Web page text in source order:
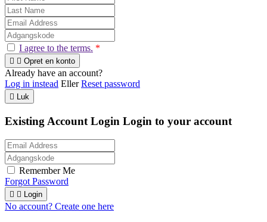
I agree to the terms. *
  Opret en konto
Already have an account?
Log in instead EllerReset password
 Luk
Existing Account Login Login to your account
Remember Me
Forgot Password
  Login
No account? Create one here